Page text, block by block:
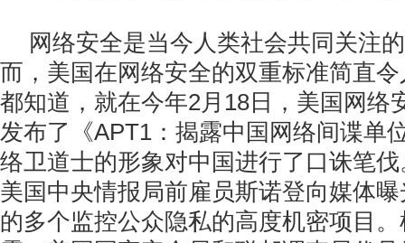
网络安全是当今人类社会共同关注
而，美国在网络安全的双重标准简直
都知道，就在今年2月18日，美国网络
发布了《APT1：揭露中国网络间谍单
络卫道士的形象对中国进行了口诛笔
美国中央情报局前雇员斯诺登向媒体
的多个监控公众隐私的高度机密项目